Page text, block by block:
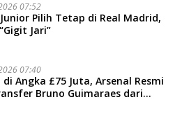
07:52
Pilih Tetap di Real Madrid,
Jari”
07:40
Angka £75 Juta, Arsenal Resmi
Bruno Guimaraes dari